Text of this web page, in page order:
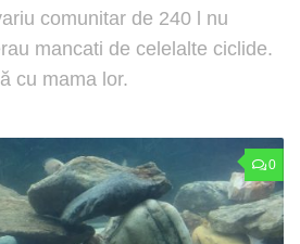
comunitar de 240 l nu
mancati de celelalte ciclide.
cu mama lor.
0